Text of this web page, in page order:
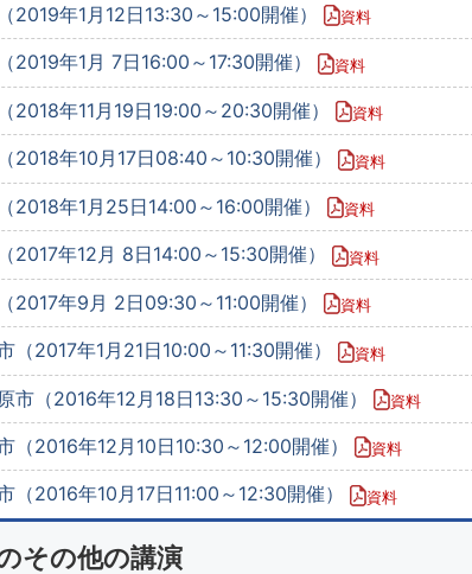
2019年1月12日13:30～15:00開催） 資料
2019年1月 7日16:00～17:30開催） 資料
2018年11月19日19:00～20:30開催） 資料
2018年10月17日08:40～10:30開催） 資料
2018年1月25日14:00～16:00開催） 資料
2017年12月 8日14:00～15:30開催） 資料
2017年9月 2日09:30～11:00開催） 資料
（2017年1月21日10:00～11:30開催） 資料
市（2016年12月18日13:30～15:30開催） 資料
（2016年12月10日10:30～12:00開催） 資料
（2016年10月17日11:00～12:30開催） 資料
その他の講演